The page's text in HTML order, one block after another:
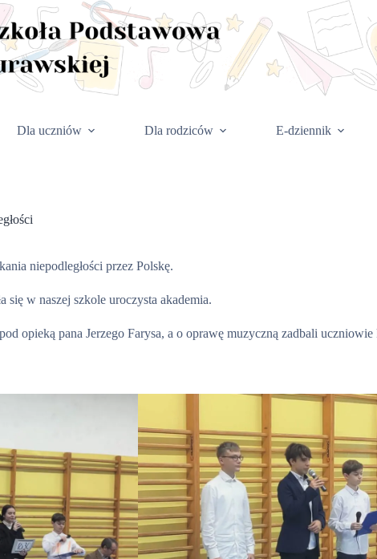
Dla uczniów Dla rodziców E-dziennik
niepodległości przez Polskę.
w naszej szkole uroczysta akademia.
opieką pana Jerzego Farysa, a o oprawę muzyczną zadbali